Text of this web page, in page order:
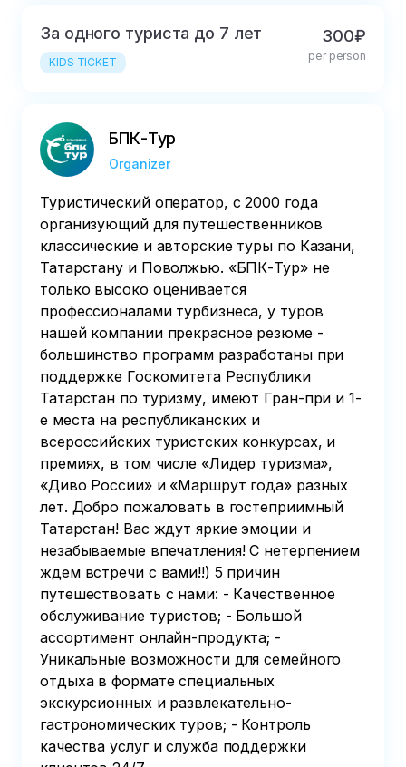
За одного туриста до 7 лет
KIDS TICKET
300₽
per person
БПК-Тур
Organizer
Туристический оператор, с 2000 года
организующий для путешественников
классические и авторские туры по Казани,
Татарстану и Поволжью. «БПК-Тур» не
только высоко оценивается
профессионалами турбизнеса, у туров
нашей компании прекрасное резюме -
большинство программ разработаны при
поддержке Госкомитета Республики
Татарстан по туризму, имеют Гран-при и 1-
е места на республиканских и
всероссийских туристских конкурсах, и
премиях, в том числе «Лидер туризма»,
«Диво России» и «Маршрут года» разных
лет. Добро пожаловать в гостеприимный
Татарстан! Вас ждут яркие эмоции и
незабываемые впечатления! С нетерпением
ждем встречи с вами!!) 5 причин
путешествовать с нами: - Качественное
обслуживание туристов; - Большой
ассортимент онлайн-продукта; -
Уникальные возможности для семейного
отдыха в формате специальных
экскурсионных и развлекательно-
гастрономических туров; - Контроль
качества услуг и служба поддержки